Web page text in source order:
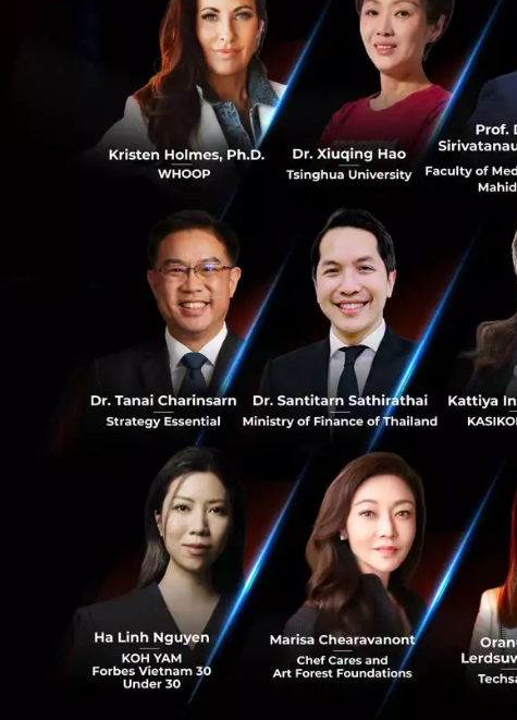
LATEST
ตอบคำถามสัมภาษณ์ 'ทำไมถึงอยากทำงานที่นี่' พูดอย่า
บางคำถามตอนสัมภาษณ์งานที่ฟังดูเหมือนจะง่ายกลับกลา
คือคำถามยอดฮิตอย่าง ‘ทำไมถึงอยากทำงานที่นี่’
สิงหาคม 5, 2026 Techsauce Team
0